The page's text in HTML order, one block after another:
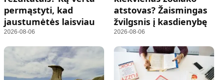
permąstyti, kad
jaustumėtės laisviau
2026-08-06
atstovas? Žaismingas
žvilgsnis į kasdienybę
2026-08-06